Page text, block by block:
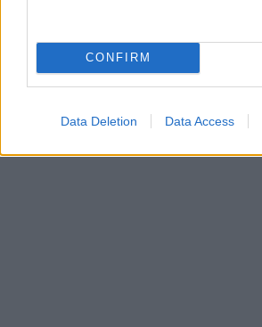
CONFIRM
Data Deletion Data Access